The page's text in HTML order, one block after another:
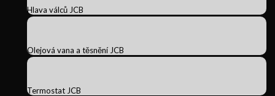
Hlava válců JCB
Olejová vana a těsnění JCB
Termostat JCB